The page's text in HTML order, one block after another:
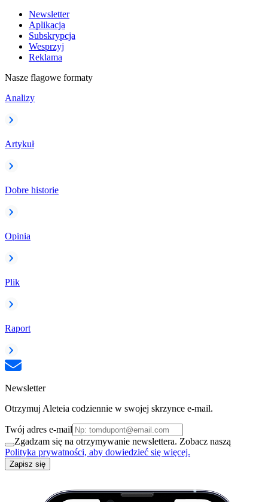
Newsletter
Aplikacja
Subskrypcja
Wesprzyj
Reklama
Nasze flagowe formaty
Analizy
Artykuł
Dobre historie
Opinia
Plik
Raport
Newsletter
Otrzymuj Aleteia codziennie w swojej skrzynce e-mail.
Twój adres e-mail
Zgadzam się na otrzymywanie newslettera. Zobacz naszą
Polityka prywatności, aby dowiedzieć się więcej.
Zapisz się